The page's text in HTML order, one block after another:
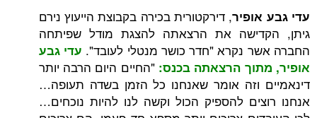
, דירקטורית בכירה בקבוצת הייעוץ נירם
את הרצאתה להצגת מודל שפיתחה
נקרא "חדר כושר מנטלי לעובד".עדי גבע
הרצאתה בכנס:"החיים היום הרבה יותר
וזה אומר שאנחנו כל הזמן בשדה תעופה…
להספיק הכול וקשה לנו להיות נוכחים…